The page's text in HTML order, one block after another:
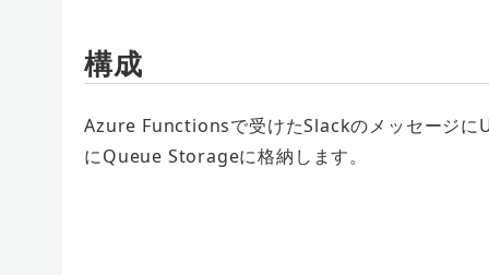
構成
Azure Functionsで受けたSlackのメッセージに
にQueue Storageに格納します。